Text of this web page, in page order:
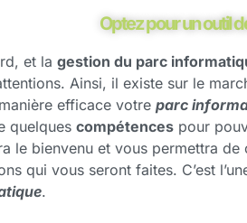
Optez pour un outil
et la gestion du parc
Ainsi, il existe sur le
efficace votre parc
quelques compétences pour
le bienvenu et vous permettra
qui vous seront faites. C’est
.